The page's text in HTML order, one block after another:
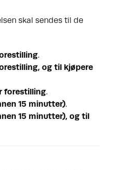
skal sendes til de
.
og til kjøpere
forestilling.
15 minutter).
15 minutter), og til